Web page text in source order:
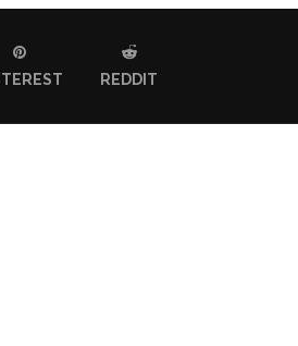
REDDIT